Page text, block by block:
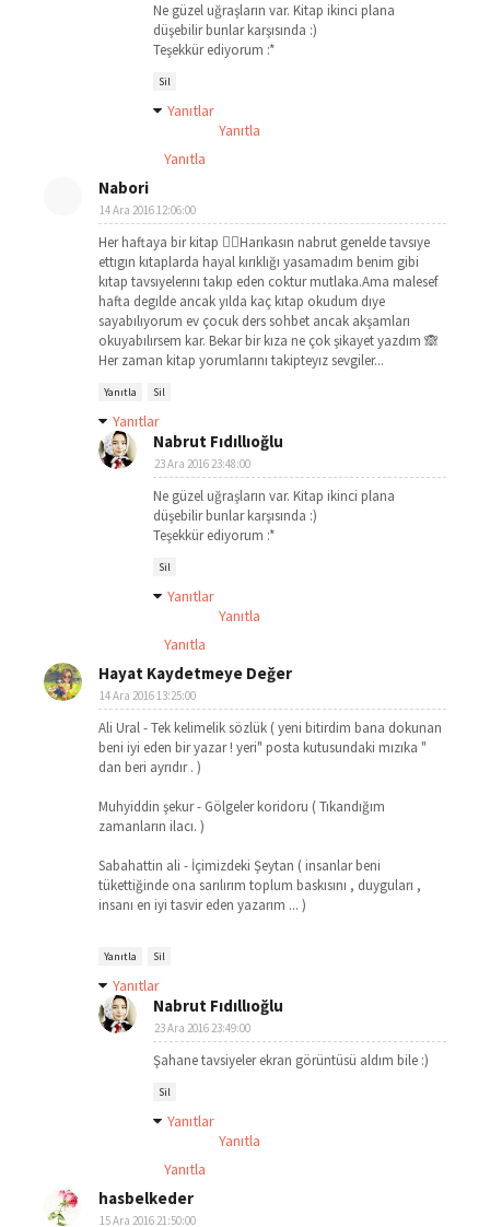
Ne güzel uğraşların var. Kitap ikinci plana
düşebilir bunlar karşısında :)
Teşekkür ediyorum :*
Sil
Yanıtlar
Yanıtla
Yanıtla
Nabori
14 Ara 2016 12:06:00
Her haftaya bir kitap 👍🏻Harıkasın nabrut genelde tavsıye
ettıgın kıtaplarda hayal kırıklığı yasamadım benim gibi
kıtap tavsıyelerını takıp eden coktur mutlaka.Ama malesef
hafta degılde ancak yılda kaç kıtap okudum dıye
sayabılıyorum ev çocuk ders sohbet ancak akşamları
okuyabılırsem kar. Bekar bir kıza ne çok şikayet yazdım 🙈
Her zaman kitap yorumlarını takipteyız sevgiler...
Yanıtla Sil
Yanıtlar
Nabrut Fıdıllıoğlu
23 Ara 2016 23:48:00
Ne güzel uğraşların var. Kitap ikinci plana
düşebilir bunlar karşısında :)
Teşekkür ediyorum :*
Sil
Yanıtlar
Yanıtla
Yanıtla
Hayat Kaydetmeye Değer
14 Ara 2016 13:25:00
Ali Ural - Tek kelimelik sözlük ( yeni bitirdim bana dokunan
beni iyi eden bir yazar ! yeri" posta kutusundaki mızıka "
dan beri ayrıdır . )
Muhyiddin şekur - Gölgeler koridoru ( Tıkandığım
zamanların ilacı. )
Sabahattin ali - İçimizdeki Şeytan ( insanlar beni
tükettiğinde ona sarılırım toplum baskısını , duyguları ,
insanı en iyi tasvir eden yazarım ... )
Yanıtla Sil
Yanıtlar
Nabrut Fıdıllıoğlu
23 Ara 2016 23:49:00
Şahane tavsiyeler ekran görüntüsü aldım bile :)
Sil
Yanıtlar
Yanıtla
Yanıtla
hasbelkeder
15 Ara 2016 21:50:00